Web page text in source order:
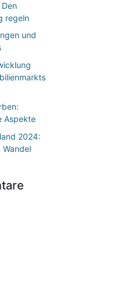
regeln
und
Aspekte
2024:
Wandel